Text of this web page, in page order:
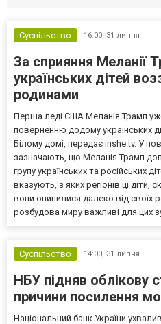
Суспільство 16:00, 31 липня
За сприяння Меланії
українських дітей
родинами
Перша леді США Меланія Трамп
поверненню додому українських
Білому домі, передає inshe.tv. У
зазначають, що Меланія Трамп
групу українських та російських
вказують, з яких регіонів ці діти,
вони опинилися далеко від своїх
розбудова миру важливі для цих
Суспільство 14:00, 31 липня
НБУ підняв облікову
причини посилення
Національний банк України